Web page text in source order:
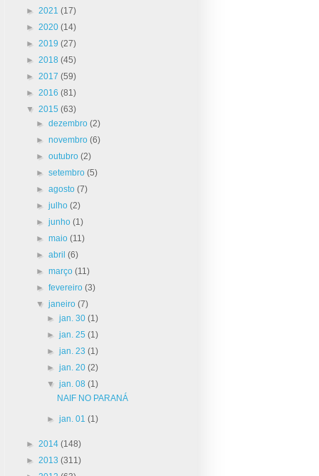
► 2021 (17)
► 2020 (14)
► 2019 (27)
► 2018 (45)
► 2017 (59)
► 2016 (81)
▼ 2015 (63)
►dezembro(2)
►novembro(6)
►outubro(2)
►setembro(5)
►agosto(7)
►julho(2)
►junho(1)
►maio(11)
►abril(6)
►março(11)
►fevereiro(3)
▼janeiro(7)
► jan. 30 (1)
► jan. 25 (1)
► jan. 23 (1)
► jan. 20 (2)
▼ jan. 08 (1)
NAIF NO PARANÁ
► jan. 01 (1)
► 2014 (148)
► 2013 (311)